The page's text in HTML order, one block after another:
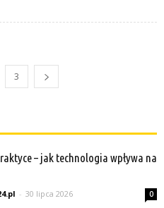
3
– jak technologia wpływa na
- 30 lipca 2026 0